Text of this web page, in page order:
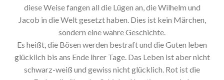
diese Weise fangen all die Lügen an, die Wilhelm und
Jacob in die Welt gesetzt haben. Dies ist kein Märchen,
sondern eine wahre Geschichte.
Es heißt, die Bösen werden bestraft und die Guten leben
glücklich bis ans Ende ihrer Tage. Das Leben ist aber nicht
schwarz-weiß und gewiss nicht glücklich. Rot ist die